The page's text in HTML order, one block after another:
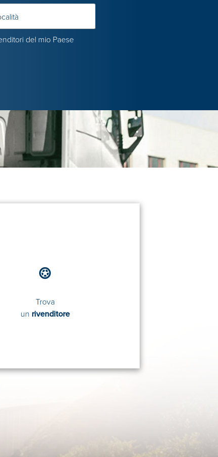
del mio Paese
Trova
un rivenditore